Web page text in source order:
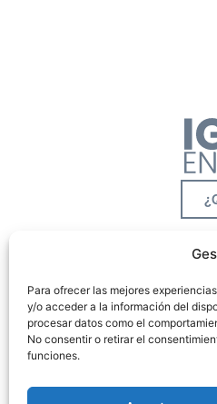
Para ofrecer las mejores
y/o acceder a la información del
procesar datos como el
No consentir o retirar el
funciones.